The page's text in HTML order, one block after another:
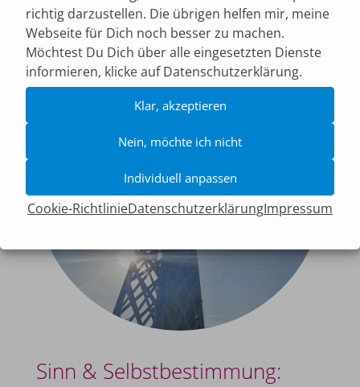
richtig darzustellen. Die übrigen helfen mir, meine
Webseite für Dich noch besser zu machen.
Möchtest Du Dich über alle eingesetzten Dienste
informieren, klicke aufDatenschutzerklärung.
Klar, akzeptieren
Nein, möchte ich nicht
Individuell anpassen
Cookie-RichtlinieDatenschutzerklärungImpressum
Sinn & Selbstbestimmung: